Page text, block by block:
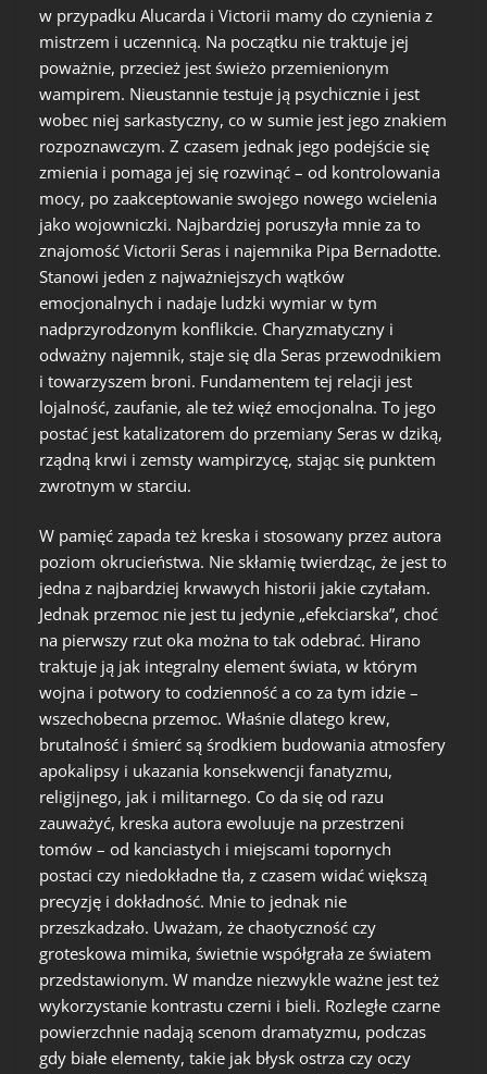
w przypadku Alucarda i Victorii mamy do czynienia z
mistrzem i uczennicą. Na początku nie traktuje jej
poważnie, przecież jest świeżo przemienionym
wampirem. Nieustannie testuje ją psychicznie i jest
wobec niej sarkastyczny, co w sumie jest jego znakiem
rozpoznawczym. Z czasem jednak jego podejście się
zmienia i pomaga jej się rozwinąć – od kontrolowania
mocy, po zaakceptowanie swojego nowego wcielenia
jako wojowniczki. Najbardziej poruszyła mnie za to
znajomość Victorii Seras i najemnika Pipa Bernadotte.
Stanowi jeden z najważniejszych wątków
emocjonalnych i nadaje ludzki wymiar w tym
nadprzyrodzonym konflikcie. Charyzmatyczny i
odważny najemnik, staje się dla Seras przewodnikiem
i towarzyszem broni. Fundamentem tej relacji jest
lojalność, zaufanie, ale też więź emocjonalna. To jego
postać jest katalizatorem do przemiany Seras w dziką,
rządną krwi i zemsty wampirzycę, stając się punktem
zwrotnym w starciu.
W pamięć zapada też kreska i stosowany przez autora
poziom okrucieństwa. Nie skłamię twierdząc, że jest to
jedna z najbardziej krwawych historii jakie czytałam.
Jednak przemoc nie jest tu jedynie „efekciarska”, choć
na pierwszy rzut oka można to tak odebrać. Hirano
traktuje ją jak integralny element świata, w którym
wojna i potwory to codzienność a co za tym idzie –
wszechobecna przemoc. Właśnie dlatego krew,
brutalność i śmierć są środkiem budowania atmosfery
apokalipsy i ukazania konsekwencji fanatyzmu,
religijnego, jak i militarnego. Co da się od razu
zauważyć, kreska autora ewoluuje na przestrzeni
tomów – od kanciastych i miejscami topornych
postaci czy niedokładne tła, z czasem widać większą
precyzję i dokładność. Mnie to jednak nie
przeszkadzało. Uważam, że chaotyczność czy
groteskowa mimika, świetnie współgrała ze światem
przedstawionym. W mandze niezwykle ważne jest też
wykorzystanie kontrastu czerni i bieli. Rozległe czarne
powierzchnie nadają scenom dramatyzmu, podczas
gdy białe elementy, takie jak błysk ostrza czy oczy